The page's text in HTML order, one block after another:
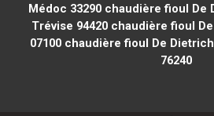
Médoc 33290 chaudière fioul De
Trévise 94420chaudière fioul
07100 chaudière fioul De
76240